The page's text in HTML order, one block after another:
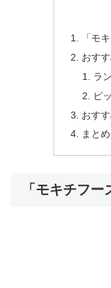
「モ
おす
ラ
ピ
おす
まとめ
「モキチフ